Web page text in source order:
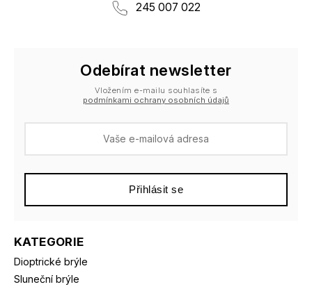
245 007 022
KATEGORIE
Dioptrické brýle
Sluneční brýle
Odebírat newsletter
Vložením e-mailu souhlasíte s
podmínkami ochrany osobních údajů
Přihlásit se